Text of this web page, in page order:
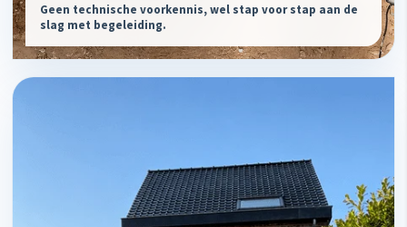
Geen technische voorkennis, wel stap voor stap aan de
slag met begeleiding.